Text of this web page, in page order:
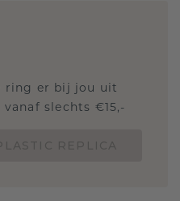
ring er bij jou uit
slechts €15,-